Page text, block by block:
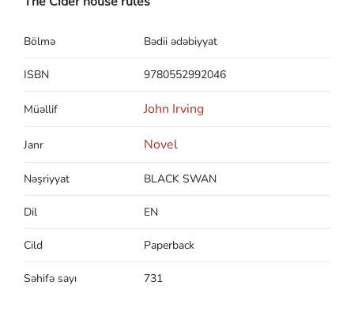
Bölmə Bədii ədəbiyyat
ISBN 9780552992046
Müəllif John Irving
Janr Novel
Nəşriyyat BLACK SWAN
Dil EN
Cild Paperback
Səhifə sayı 731